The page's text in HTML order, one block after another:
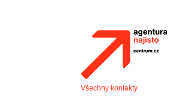
Všechny kontakty